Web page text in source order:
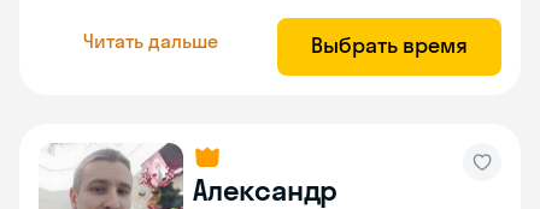
Читать дальше Выбрать время
Александр